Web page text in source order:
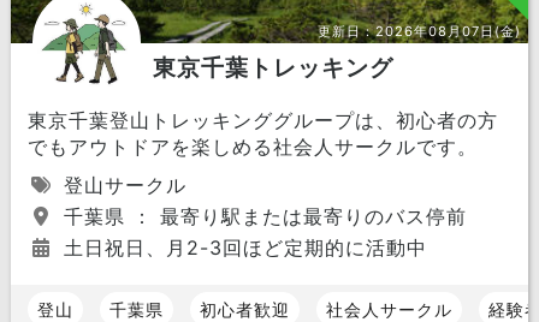
更新日：2026年08月07日(金)
東京千葉トレッキング
東京千葉登山トレッキンググループは、初心者の方
でもアウトドアを楽しめる社会人サークルです。
登山サークル
千葉県 ： 最寄り駅または最寄りのバス停前
土日祝日、月2-3回ほど定期的に活動中
登山 千葉県 初心者歓迎 社会人サークル 経験